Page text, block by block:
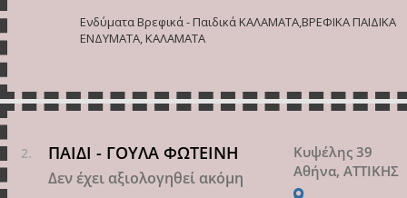
Ενδύματα Βρεφικά - Παιδικά ΚΑΛΑΜΑΤΑ,BΡΕΦΙΚΑ ΠΑΙΔΙΚΑ
ΕΝΔΥΜΑΤΑ, ΚΑΛΑΜΑΤΑ
ΠΑΙΔΙ - ΓΟΥΛΑ ΦΩΤΕΙΝΗ
Δεν έχει αξιολογηθεί ακόμη
Κυψέλης 39
Αθήνα, ΑΤΤΙΚΗΣ